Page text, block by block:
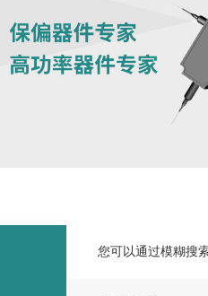
您可以通过模糊搜